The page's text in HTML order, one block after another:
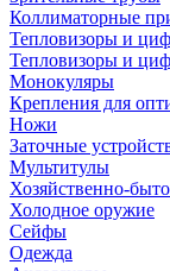
Коллиматорные
Тепловизоры и
Тепловизоры и
Монокуляры
Крепления для
Ножи
Заточные
Мультитулы
Хозяйственно-
Холодное оружие
Сейфы
Одежда